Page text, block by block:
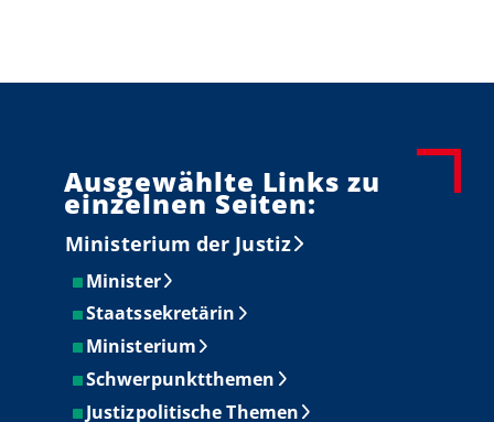
Ausgewählte Links zu
einzelnen Seiten:
Ministerium der Justiz
Minister
Staatssekretärin
Ministerium
Schwerpunktthemen
Justizpolitische Themen